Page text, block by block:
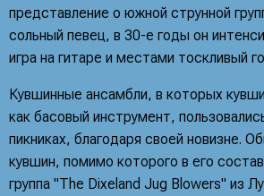
представление о южной струнной
сольный певец, в 30-е годы он
игра на гитаре и местами тоскливый
Кувшинные ансамбли, в которых
как басовый инструмент,
пикниках, благодаря своей новизне.
кувшин, помимо которого в его
группа "The Dixeland Jug Blowers" из